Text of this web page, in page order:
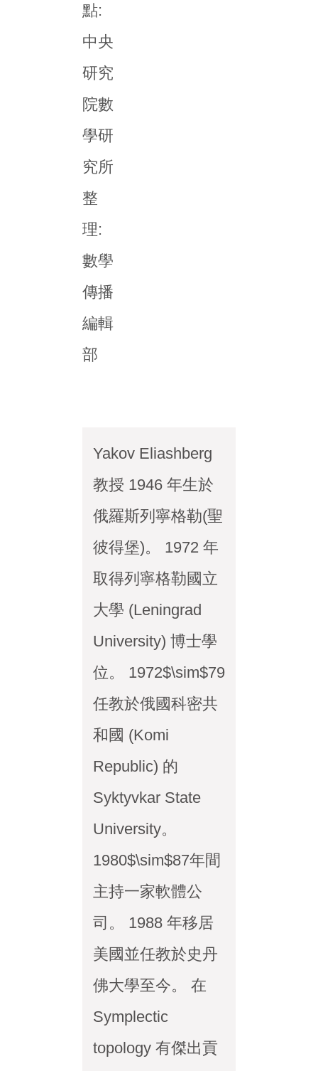
點:
中央
研究
院數
學研
究所
整
理:
數學
傳播
編輯
部
Yakov Eliashberg
教授 1946 年生於
俄羅斯列寧格勒(聖
彼得堡)。 1972 年
取得列寧格勒國立
大學 (Leningrad
University) 博士學
位。 1972$\sim$79
任教於俄國科密共
和國 (Komi
Republic) 的
Syktyvkar State
University。
1980$\sim$87年間
主持一家軟體公
司。 1988 年移居
美國並任教於史丹
佛大學至今。 在
Symplectic
topology 有傑出貢